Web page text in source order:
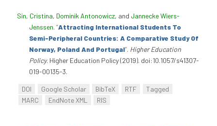
Sin, Cristina, Dominik Antonowicz, and Jannecke Wiers-
Jenssen. “Attracting International Students To
Semi-Peripheral Countries: A Comparative Study Of
Norway, Poland And Portugal”. Higher Education
Policy. Higher Education Policy (2019). doi:10.1057/s41307-
019-00135-3.
DOI Google Scholar BibTeX RTF
Tagged
MARC
EndNote XML RIS